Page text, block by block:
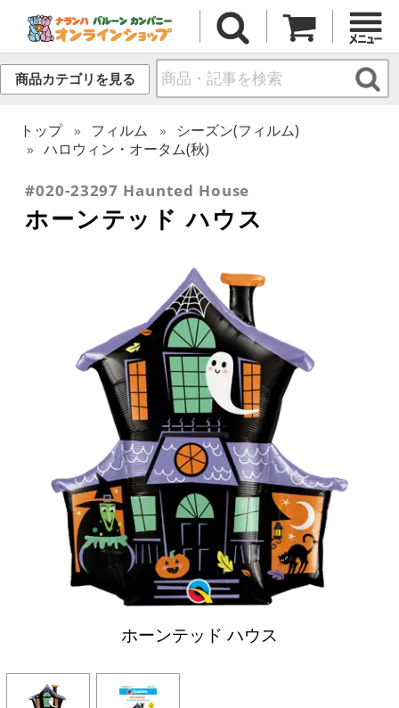
商品カテゴリを見る
トップ フィルム
シーズン(フィルム)
ハロウィン・オータム(秋)
#020-23297 Haunted House
ホーンテッド ハウス
ホーンテッド ハウス